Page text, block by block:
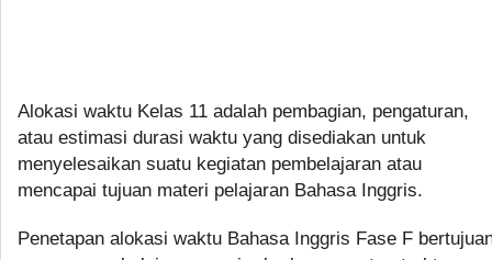
Alokasi waktu Kelas 11 adalah pembagian, pengaturan,
atau estimasi durasi waktu yang disediakan untuk
menyelesaikan suatu kegiatan pembelajaran atau
mencapai tujuan materi pelajaran Bahasa Inggris.
Penetapan alokasi waktu Bahasa Inggris Fase F